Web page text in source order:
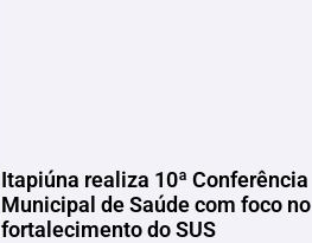
Itapiúna realiza 10ª Conferência
Municipal de Saúde com foco no
fortalecimento do SUS